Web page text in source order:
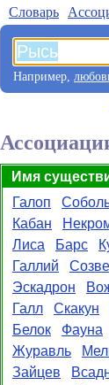
Словарь
Например,
Имя
Галоп
Кабан
Лиса
Барс
Галлий
Эскадрон
Галл
Скакун
Белок
Фауна
Журавль
Зайцев